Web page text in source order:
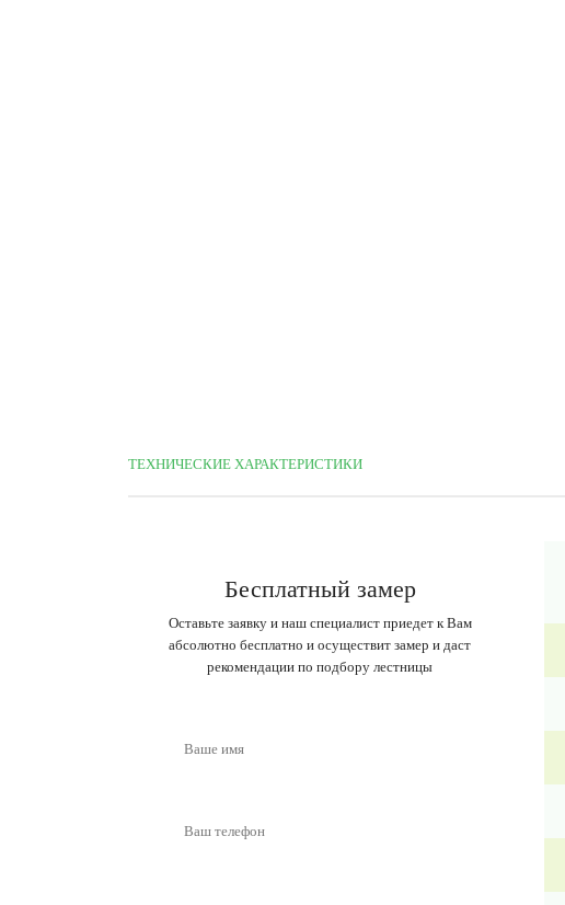
ТЕХНИЧЕСКИЕ ХАРАКТЕРИСТИКИ
Бесплатный замер
Оставьте заявку и наш специалист приедет к Вам
абсолютно бесплатно и осуществит замер и даст
рекомендации по подбору лестницы